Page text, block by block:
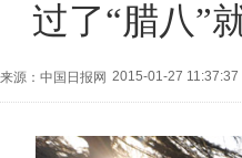
过了“腊八”
来源：中国日报网 2015-01-27 11:37:37